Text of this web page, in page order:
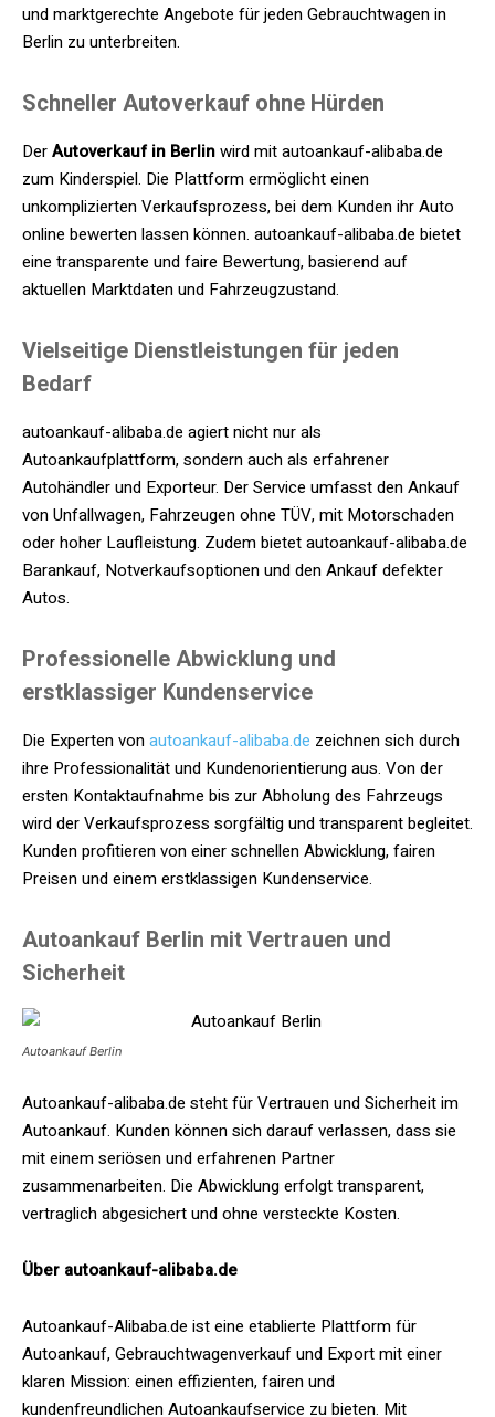
und marktgerechte Angebote für jeden Gebrauchtwagen in
Berlin zu unterbreiten.
Schneller Autoverkauf ohne Hürden
DerAutoverkauf in Berlinwird mit autoankauf-alibaba.de
zum Kinderspiel. Die Plattform ermöglicht einen
unkomplizierten Verkaufsprozess, bei dem Kunden ihr Auto
online bewerten lassen können. autoankauf-alibaba.de bietet
eine transparente und faire Bewertung, basierend auf
aktuellen Marktdaten und Fahrzeugzustand.
Vielseitige Dienstleistungen für jeden
Bedarf
autoankauf-alibaba.de agiert nicht nur als
Autoankaufplattform, sondern auch als erfahrener
Autohändler und Exporteur. Der Service umfasst den Ankauf
von Unfallwagen, Fahrzeugen ohne TÜV, mit Motorschaden
oder hoher Laufleistung. Zudem bietet autoankauf-alibaba.de
Barankauf, Notverkaufsoptionen und den Ankauf defekter
Autos.
Professionelle Abwicklung und
erstklassiger Kundenservice
Die Experten vonautoankauf-alibaba.de zeichnen sich durch
ihre Professionalität und Kundenorientierung aus. Von der
ersten Kontaktaufnahme bis zur Abholung des Fahrzeugs
wird der Verkaufsprozess sorgfältig und transparent begleitet.
Kunden profitieren von einer schnellen Abwicklung, fairen
Preisen und einem erstklassigen Kundenservice.
Autoankauf Berlin mit Vertrauen und
Sicherheit
Autoankauf Berlin
Autoankauf-alibaba.de steht für Vertrauen und Sicherheit im
Autoankauf. Kunden können sich darauf verlassen, dass sie
mit einem seriösen und erfahrenen Partner
zusammenarbeiten. Die Abwicklung erfolgt transparent,
vertraglich abgesichert und ohne versteckte Kosten.
Über autoankauf-alibaba.de
Autoankauf-Alibaba.de ist eine etablierte Plattform für
Autoankauf, Gebrauchtwagenverkauf und Export mit einer
klaren Mission: einen effizienten, fairen und
kundenfreundlichen Autoankaufservice zu bieten. Mit